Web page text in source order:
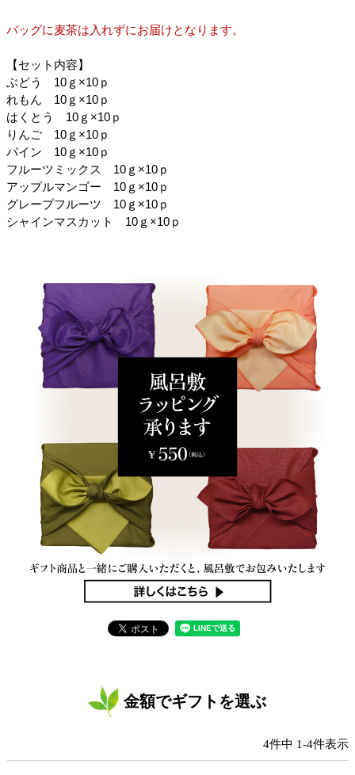
バッグに麦茶は入れずにお届けとなります。
【セット内容】
ぶどう 10ｇ×10ｐ
れもん 10ｇ×10ｐ
はくとう 10ｇ×10ｐ
りんご 10ｇ×10ｐ
パイン 10ｇ×10ｐ
フルーツミックス 10ｇ×10ｐ
アップルマンゴー 10ｇ×10ｐ
グレープフルーツ 10ｇ×10ｐ
シャインマスカット 10ｇ×10ｐ
金額でギフトを選ぶ
4件中 1-4件表示